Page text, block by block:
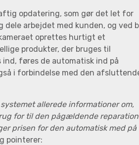
opdatering, som gør det let for
dele arbejdet med kunden, og ved
oprettes hurtigt et
produkter, der bruges til
føres de automatisk ind på
i forbindelse med den
allerede informationer om,
for til den pågældende
prisen for den automatisk med på
pointerer: